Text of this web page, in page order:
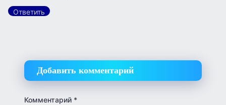
Ответить
Добавить комментарий
Комментарий *